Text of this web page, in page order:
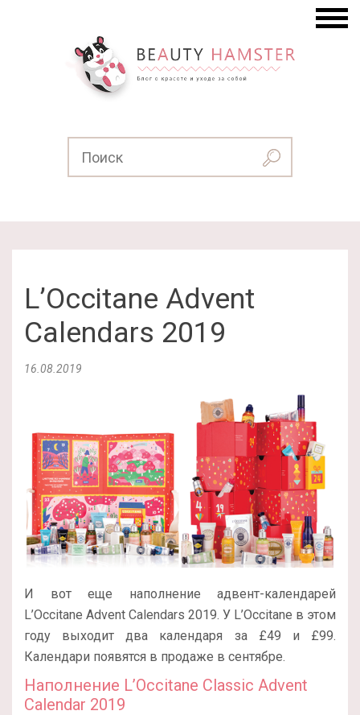
L’Occitane Advent
Calendars 2019
16.08.2019
И вот еще наполнение адвент-календарей
L’Occitane Advent Calendars 2019. У L’Occitane в этом
году выходит два календаря за £49 и £99.
Календари появятся в продаже в сентябре.
Наполнение L’Occitane Classic Advent
Calendar 2019